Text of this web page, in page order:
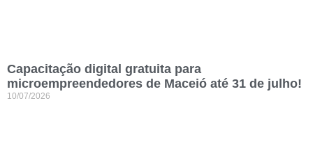
Capacitação digital gratuita para
microempreendedores de Maceió até 31 de julho!
10/07/2026